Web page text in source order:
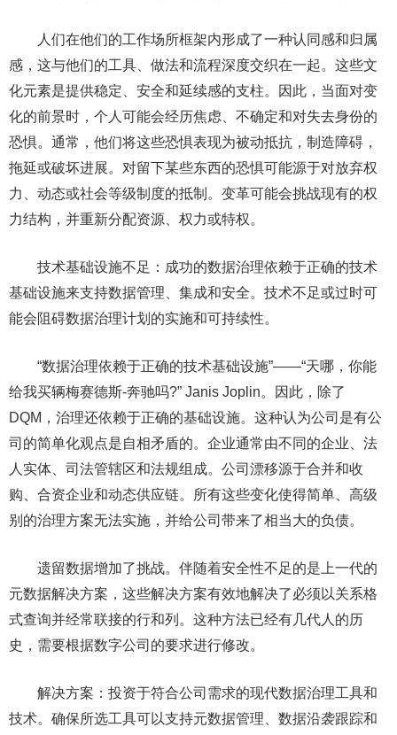
人们在他们的工作场所框架内形成了一种认同感和归属
感，这与他们的工具、做法和流程深度交织在一起。这些文
化元素是提供稳定、安全和延续感的支柱。因此，当面对变
化的前景时，个人可能会经历焦虑、不确定和对失去身份的
恐惧。通常，他们将这些恐惧表现为被动抵抗，制造障碍，
拖延或破坏进展。对留下某些东西的恐惧可能源于对放弃权
力、动态或社会等级制度的抵制。变革可能会挑战现有的权
力结构，并重新分配资源、权力或特权。
技术基础设施不足：成功的数据治理依赖于正确的技术
基础设施来支持数据管理、集成和安全。技术不足或过时可
能会阻碍数据治理计划的实施和可持续性。
“数据治理依赖于正确的技术基础设施”——“天哪，你能
给我买辆梅赛德斯-奔驰吗?” Janis Joplin。因此，除了
DQM，治理还依赖于正确的基础设施。这种认为公司是有公
司的简单化观点是自相矛盾的。企业通常由不同的企业、法
人实体、司法管辖区和法规组成。公司漂移源于合并和收
购、合资企业和动态供应链。所有这些变化使得简单、高级
别的治理方案无法实施，并给公司带来了相当大的负债。
遗留数据增加了挑战。伴随着安全性不足的是上一代的
元数据解决方案，这些解决方案有效地解决了必须以关系格
式查询并经常联接的行和列。这种方法已经有几代人的历
史，需要根据数字公司的要求进行修改。
解决方案：投资于符合公司需求的现代数据治理工具和
技术。确保所选工具可以支持元数据管理、数据沿袭跟踪和